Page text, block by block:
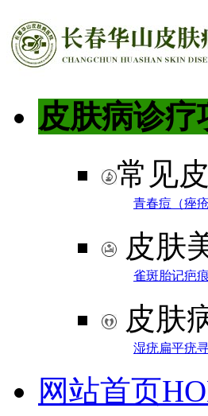
皮肤病诊疗
常见
青春痘（痤疮
皮肤
雀斑胎记疤痕
皮肤
湿疣扁平疣
网站首页